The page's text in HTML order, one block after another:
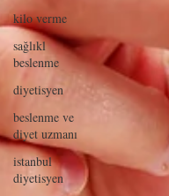
kilo verme
sağlıkl
beslenme
diyetisyen
beslenme ve
diyet uzmanı
istanbul
diyetisyen